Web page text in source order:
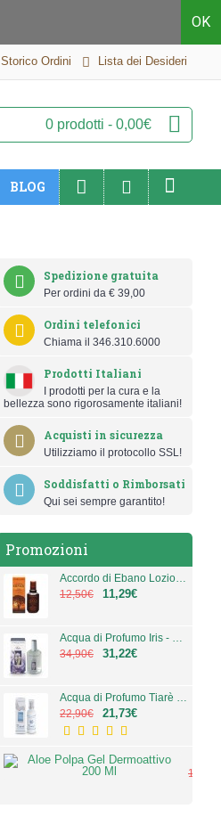
OK
Storico Ordini Lista dei Desideri
0 prodotti - 0,00€
BLOG
Spedizione gratuita
Per ordini da € 39,00
Ordini telefonici
Chiama il 346.310.6000
Prodotti Italiani
I prodotti per la cura e la
bellezza sono rigorosamente italiani!
Acquisti in sicurezza
Utilizziamo il protocollo SSL!
Soddisfatti o Rimborsati
Qui sei sempre garantito!
Promozioni
Accordo di Ebano Lozione Deodorante 100 ml
12,50€
11,29€
Acqua di Profumo Iris - 100 ml - Iris - L'Erbolario
34,90€
31,22€
Acqua di Profumo Tiarè - 50 ml - Tiarè - L'Erbolario
22,90€
21,73€
10,90€